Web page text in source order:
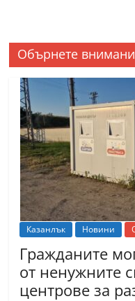
Обърнете
Казанлък Новини
Гражданите
от ненужните
центрове за